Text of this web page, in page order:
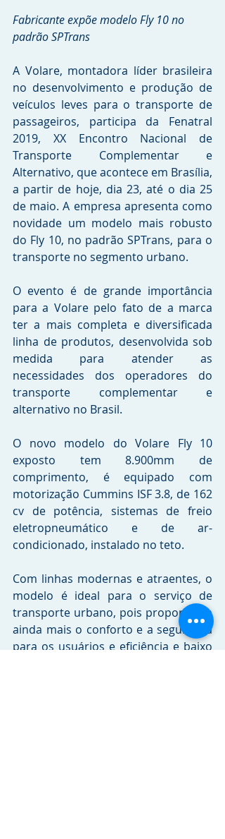
Fabricante expõe modelo Fly 10 no
padrão SPTrans
A Volare, montadora líder brasileira
no desenvolvimento e produção de
veículos leves para o transporte de
passageiros, participa da Fenatral
2019, XX Encontro Nacional de
Transporte Complementar e
Alternativo, que acontece em Brasília,
a partir de hoje, dia 23, até o dia 25
de maio. A empresa apresenta como
novidade um modelo mais robusto
do Fly 10, no padrão SPTrans, para o
transporte no segmento urbano.
O evento é de grande importância
para a Volare pelo fato de a marca
ter a mais completa e diversificada
linha de produtos, desenvolvida sob
medida para atender as
necessidades dos operadores do
transporte complementar e
alternativo no Brasil.
O novo modelo do Volare Fly 10
exposto tem 8.900mm de
comprimento, é equipado com
motorização Cummins ISF 3.8, de 162
cv de potência, sistemas de freio
eletropneumático e de ar-
condicionado, instalado no teto.
Com linhas modernas e atraentes, o
modelo é ideal para o serviço de
transporte urbano, pois proporciona
ainda mais o conforto e a segurança
para os usuários e eficiência e baixo